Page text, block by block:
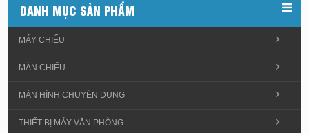
DANH MỤC SẢN PHẨM
MÁY CHIẾU
MÀN CHIẾU
MÀN HÌNH CHUYÊN DỤNG
THIẾT BỊ MÁY VĂN PHÒNG